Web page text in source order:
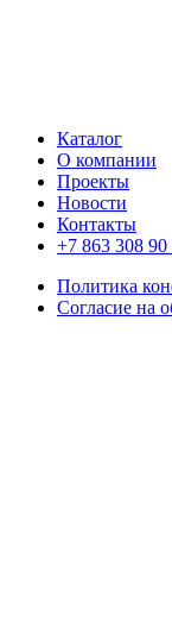
Каталог
О компании
Проекты
Новости
Контакты
+7 863 308 90
Политика
Согласие на